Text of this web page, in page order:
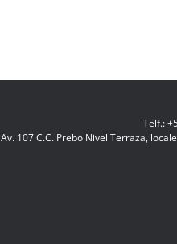
Telf.:
Av. 107 C.C. Prebo Nivel Terraza,